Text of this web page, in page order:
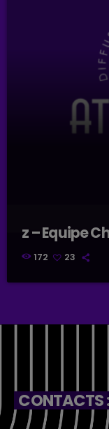
z – Equipe
172 23
CONTACTS